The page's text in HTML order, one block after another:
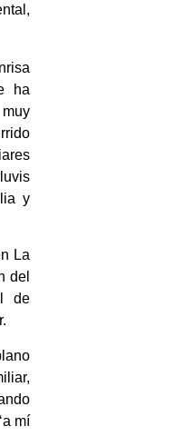
ha
y
La
del
de
mí